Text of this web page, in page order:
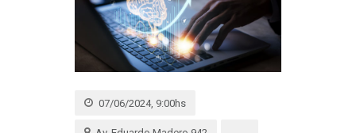
07/06/2024, 9:00hs